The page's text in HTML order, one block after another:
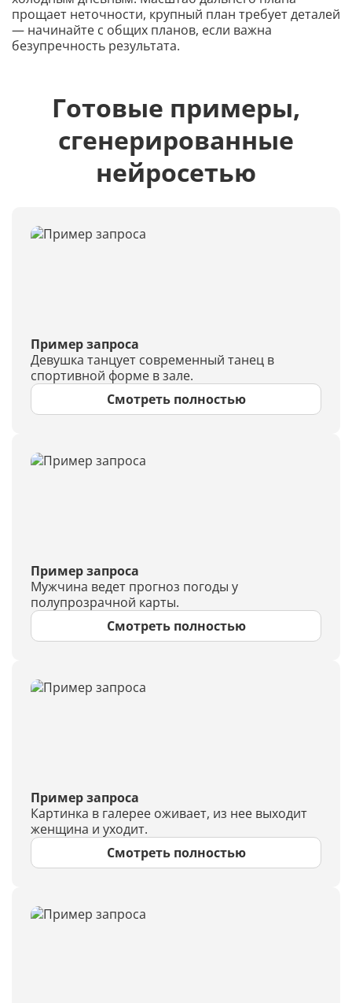
прощает неточности, крупный план требует деталей
— начинайте с общих планов, если важна
безупречность результата.
Готовые примеры,
сгенерированные
нейросетью
Пример запроса
Девушка танцует современный танец в
спортивной форме в зале.
Смотреть полностью
Пример запроса
Мужчина ведет прогноз погоды у
полупрозрачной карты.
Смотреть полностью
Пример запроса
Картинка в галерее оживает, из нее выходит
женщина и уходит.
Смотреть полностью